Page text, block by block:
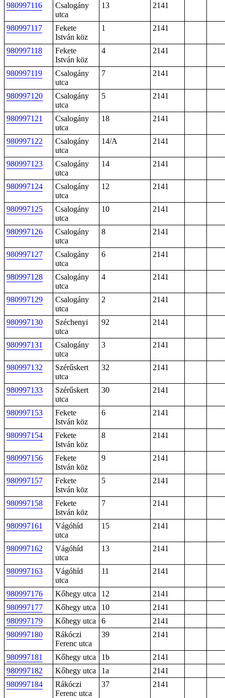
980997116
Csalogány
utca
13 2141
980997117
Fekete
István köz
1 2141
980997118
Fekete
István köz
4 2141
980997119
Csalogány
utca
7 2141
980997120
Csalogány
utca
5 2141
980997121
Csalogány
utca
18 2141
980997122
Csalogány
utca
14/A 2141
980997123
Csalogány
utca
14 2141
980997124
Csalogány
utca
12 2141
980997125
Csalogány
utca
10 2141
980997126
Csalogány
utca
8 2141
980997127
Csalogány
utca
6 2141
980997128
Csalogány
utca
4 2141
980997129
Csalogány
utca
2 2141
980997130
Széchenyi
utca
92 2141
980997131
Csalogány
utca
3 2141
980997132
Szérűskert
utca
32 2141
980997133
Szérűskert
utca
30 2141
980997153
Fekete
István köz
6 2141
980997154
Fekete
István köz
8 2141
980997156
Fekete
István köz
9 2141
980997157
Fekete
István köz
5 2141
980997158
Fekete
István köz
7 2141
980997161
Vágóhíd
utca
15 2141
980997162
Vágóhíd
utca
13 2141
980997163
Vágóhíd
utca
11 2141
980997176 Kőhegy utca 12
2141
980997177
Kőhegy utca 10
2141
980997179
Kőhegy utca 6
2141
980997180
Rákóczi
Ferenc utca
39 2141
980997181 Kőhegy utca 1b
2141
980997182
Kőhegy utca 1a
2141
980997184
Rákóczi
Ferenc utca
37 2141